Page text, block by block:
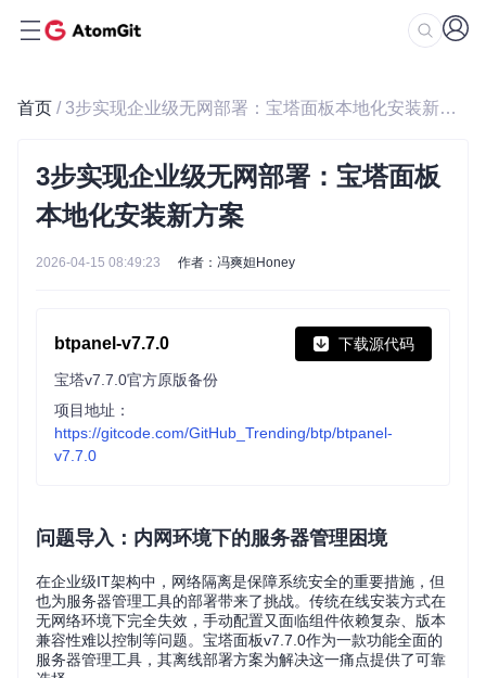
首页 / 3步实现企业级无网部署：宝塔面板本地化安装新方案
3步实现企业级无网部署：宝塔面板
本地化安装新方案
2026-04-15 08:49:23 作者：冯爽妲Honey
btpanel-v7.7.0 下载源代码
宝塔v7.7.0官方原版备份
项目地址：
https://gitcode.com/GitHub_Trending/btp/btpanel-
v7.7.0
问题导入：内网环境下的服务器管理困境
在企业级IT架构中，网络隔离是保障系统安全的重要措施，但
也为服务器管理工具的部署带来了挑战。传统在线安装方式在
无网络环境下完全失效，手动配置又面临组件依赖复杂、版本
兼容性难以控制等问题。宝塔面板v7.7.0作为一款功能全面的
服务器管理工具，其离线部署方案为解决这一痛点提供了可靠